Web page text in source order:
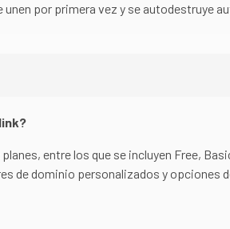
unen por primera vez y se autodestruye
entre los que se incluyen Free,
de dominio personalizados y opciones